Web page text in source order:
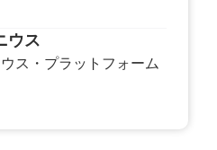
ウス
ス・プラットフォーム